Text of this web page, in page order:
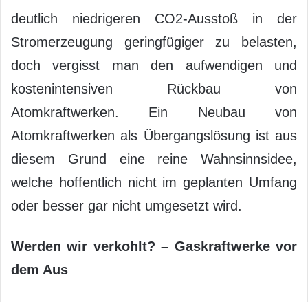
deutlich niedrigeren CO2-Ausstoß in der
Stromerzeugung geringfügiger zu belasten,
doch vergisst man den aufwendigen und
kostenintensiven Rückbau von
Atomkraftwerken. Ein Neubau von
Atomkraftwerken als Übergangslösung ist aus
diesem Grund eine reine Wahnsinnsidee,
welche hoffentlich nicht im geplanten Umfang
oder besser gar nicht umgesetzt wird.
Werden wir verkohlt? – Gaskraftwerke vor
dem Aus